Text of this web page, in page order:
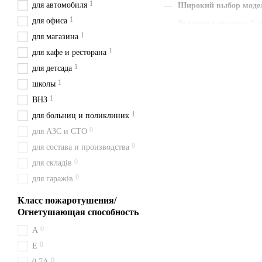
Широкий выбор
для автомобиля 1
для офиса 1
для магазина 1
для кафе и ресторана 1
для детсада 1
школы 1
ВНЗ 1
для больниц и поликлиник 1
для АЗС и СТО 0
для состава и производства 0
для складів 0
для гаражів 0
Класс пожаротушения/
Огнетушающая способность
A 0
Е 0
0